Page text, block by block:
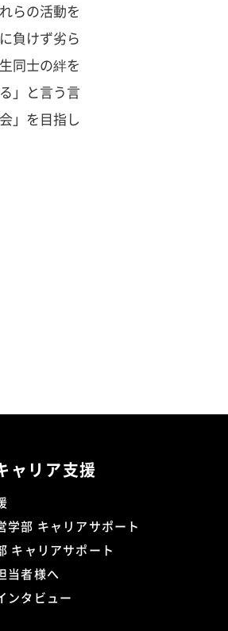
らの活動を
負けず劣ら
同士の絆を
」と言う言
」を目指し
ャリア支援
学部 キャリアサポート
キャリアサポート
当者様へ
ンタビュー